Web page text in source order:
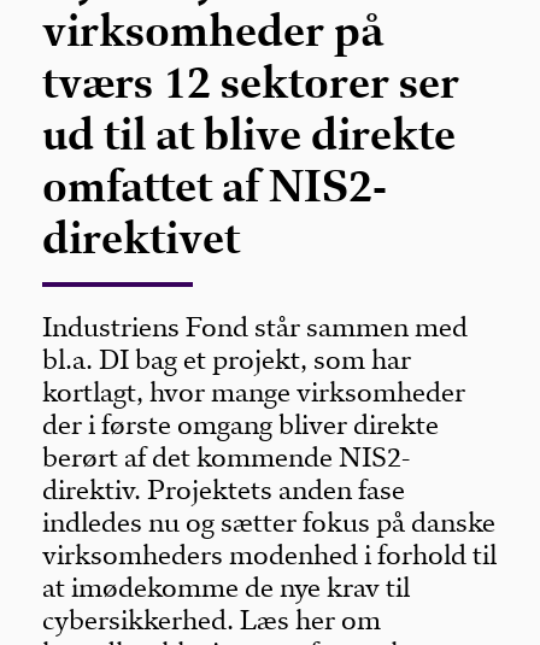
virksomheder på
tværs 12 sektorer ser
ud til at blive direkte
omfattet af NIS2-
direktivet
Industriens Fond står sammen med
bl.a. DI bag et projekt, som har
kortlagt, hvor mange virksomheder
der i første omgang bliver direkte
berørt af det kommende NIS2-
direktiv. Projektets anden fase
indledes nu og sætter fokus på danske
virksomheders modenhed i forhold til
at imødekomme de nye krav til
cybersikkerhed. Læs her om